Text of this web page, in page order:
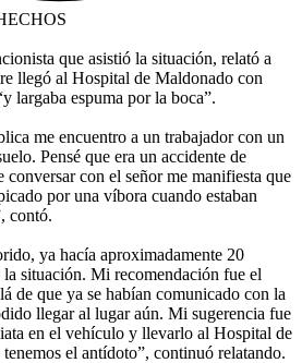
que asistió la situación, relató a
llegó al Hospital de Maldonado con
largaba espuma por la boca”.
me encuentro a un trabajador con un
Pensé que era un accidente de
conversar con el señor me manifiesta que
por una víbora cuando estaban
contó.
ya hacía aproximadamente 20
situación. Mi recomendación fue el
de que ya se habían comunicado con la
llegar al lugar aún. Mi sugerencia fue
en el vehículo y llevarlo al Hospital de
el antídoto”, continuó relatando.